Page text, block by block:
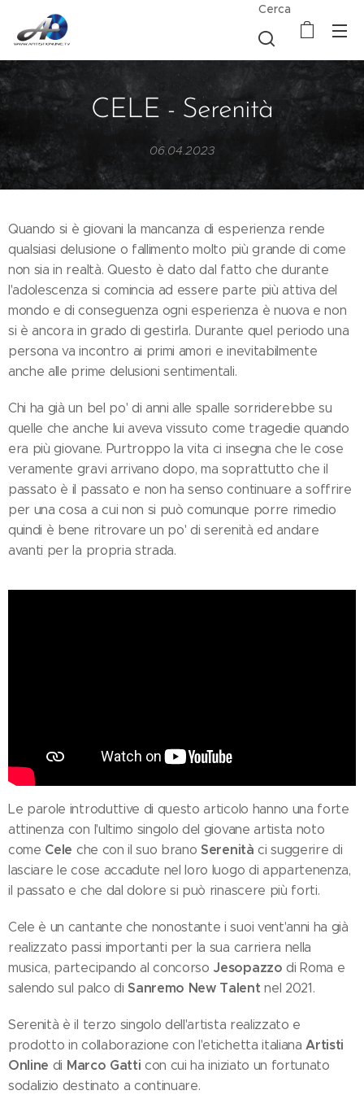
Cerca
CELE - Serenità
06.04.2023
Quando si è giovani la mancanza di esperienza rende
qualsiasi delusione o fallimento molto più grande di come
non sia in realtà. Questo è dato dal fatto che durante
l'adolescenza si comincia ad essere parte più attiva del
mondo e di conseguenza ogni esperienza è nuova e non
si è ancora in grado di gestirla. Durante quel periodo una
persona va incontro ai primi amori e inevitabilmente
anche alle prime delusioni sentimentali.
Chi ha già un bel po' di anni alle spalle sorriderebbe su
quelle che anche lui aveva vissuto come tragedie quando
era più giovane. Purtroppo la vita ci insegna che le cose
veramente gravi arrivano dopo, ma soprattutto che il
passato è il passato e non ha senso continuare a soffrire
per una cosa a cui non si può comunque porre rimedio
quindi è bene ritrovare un po' di serenità ed andare
avanti per la propria strada.
Le parole introduttive di questo articolo hanno una forte
attinenza con l'ultimo singolo del giovane artista noto
come Cele che con il suo brano Serenitàci suggerire di
lasciare le cose accadute nel loro luogo di appartenenza,
il passato e che dal dolore si può rinascere più forti.
Cele è un cantante che nonostante i suoi vent'anni ha già
realizzato passi importanti per la sua carriera nella
musica, partecipando al concorso Jesopazzo di Roma e
salendo sul palco di Sanremo New Talentnel 2021.
Serenità è il terzo singolo dell'artista realizzato e
prodotto in collaborazione con l'etichetta italiana Artisti
Online di Marco Gatti con cui ha iniziato un fortunato
sodalizio destinato a continuare.